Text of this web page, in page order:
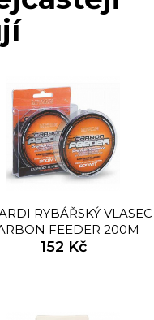
RYBÁŘSKÝ VLASEC
FEEDER 200M
152 Kč